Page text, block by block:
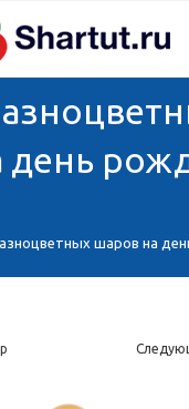
день
шаров на